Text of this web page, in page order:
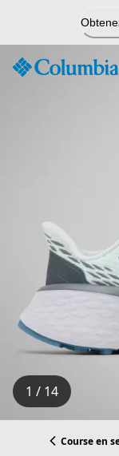
contenu
1 / 14
Course en